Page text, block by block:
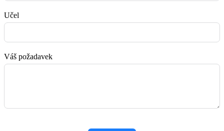
Učel
Váš požadavek